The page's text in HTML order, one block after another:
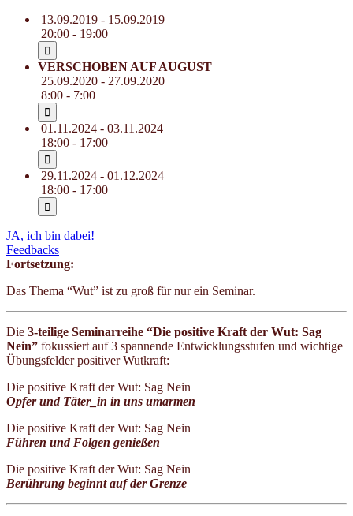
13.09.2019 - 15.09.2019
20:00 - 19:00
VERSCHOBEN AUF AUGUST
25.09.2020 - 27.09.2020
8:00 - 7:00
01.11.2024 - 03.11.2024
18:00 - 17:00
29.11.2024 - 01.12.2024
18:00 - 17:00
JA, ich bin dabei!
Feedbacks
Fortsetzung:
Das Thema “Wut” ist zu groß für nur ein Seminar.
Die 3-teilige Seminarreihe “Die positive Kraft der Wut: Sag
Nein” fokussiert auf 3 spannende Entwicklungsstufen und wichtige
Übungsfelder positiver Wutkraft:
Die positive Kraft der Wut: Sag Nein
Opfer und Täter_in in uns umarmen
Die positive Kraft der Wut: Sag Nein
Führen und Folgen genießen
Die positive Kraft der Wut: Sag Nein
Berührung beginnt auf der Grenze